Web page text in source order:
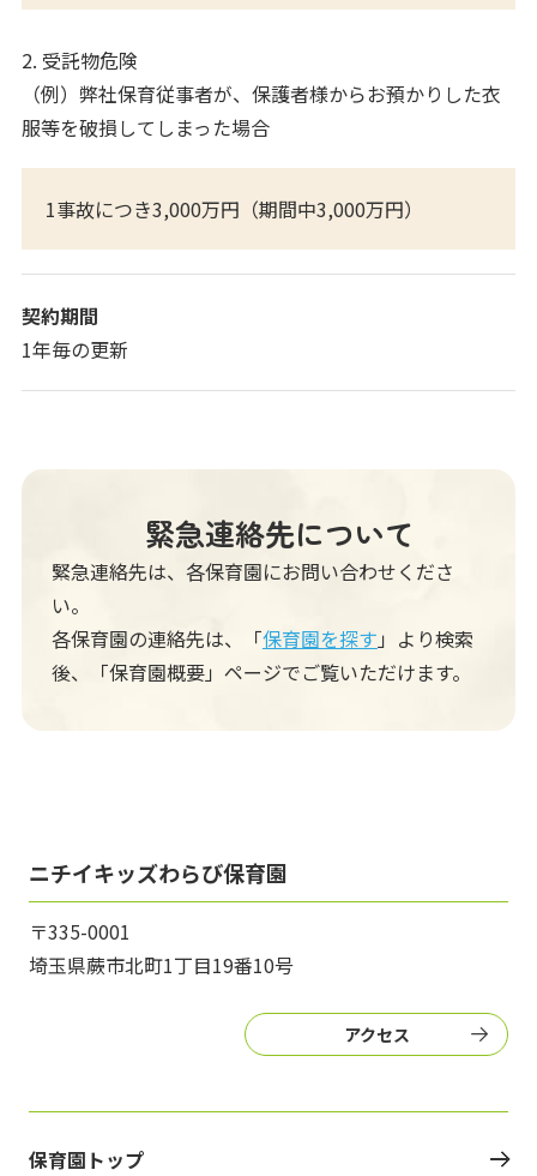
2. 受託物危険
（例）弊社保育従事者が、保護者様からお預かりした衣
服等を破損してしまった場合
1事故につき3,000万円（期間中3,000万円）
契約期間
1年毎の更新
緊急連絡先について
緊急連絡先は、各保育園にお問い合わせくださ
い。
各保育園の連絡先は、「保育園を探す 」より検索
後、
「保育園概要」ページでご覧いただけます。
ニチイキッズわらび保育園
〒335-0001
埼玉県蕨市北町1丁目19番10号
アクセス
保育園トップ